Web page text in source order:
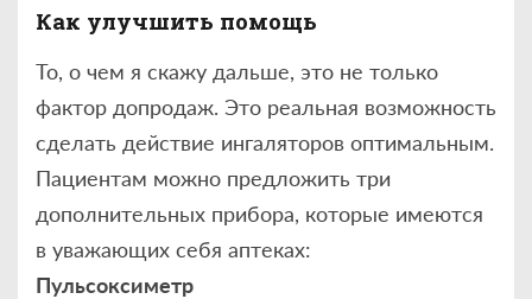
Как улучшить помощь
То, о чем я скажу дальше, это не только
фактор допродаж. Это реальная возможность
сделать действие ингаляторов оптимальным.
Пациентам можно предложить три
дополнительных прибора, которые имеются
в уважающих себя аптеках:
Пульсоксиметр